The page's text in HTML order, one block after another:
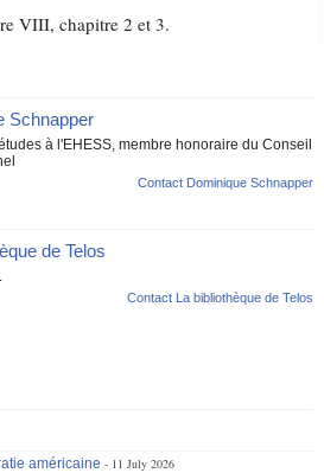
VIII, chapitre 2 et 3.
Schnapper
à l'EHESS, membre honoraire du Conseil
Contact Dominique Schnapper
de Telos
Contact La bibliothèque de Telos
américaine
11 July 2026